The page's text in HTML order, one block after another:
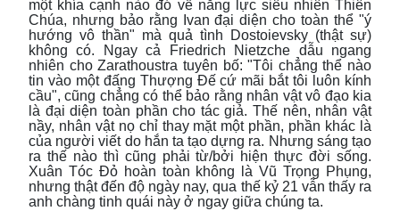
một khía cạnh nào đó về năng lực siêu nhiên Thiên
Chúa, nhưng bảo rằng Ivan đại diện cho toàn thể "ý
hướng vô thần" mà quả tình Dostoievsky (thật sự)
không có. Ngay cả Friedrich Nietzche dẫu ngang
nhiên cho Zarathoustra tuyên bố: "Tôi chẳng thể nào
tin vào một đấng Thượng Đế cứ mãi bắt tôi luôn kính
cầu", cũng chẳng có thể bảo rằng nhân vật vô đạo kia
là đại diện toàn phần cho tác giả. Thế nên, nhân vật
nầy, nhân vật nọ chỉ thay mặt một phần, phần khác là
của người viết do hắn ta tạo dựng ra. Nhưng sáng tạo
ra thế nào thì cũng phải từ/bởi hiện thực đời sống.
Xuân Tóc Đỏ hoàn toàn không là Vũ Trọng Phụng,
nhưng thật đến độ ngày nay, qua thế kỷ 21 vẫn thấy ra
anh chàng tinh quái này ở ngay giữa chúng ta.